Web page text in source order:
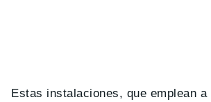
Estas instalaciones, que emplean